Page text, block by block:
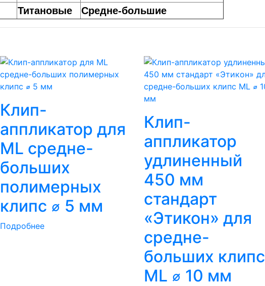
Титановые Средне-большие
Клип-
аппликатор для
ML средне-
больших
полимерных
клипс ⌀ 5 мм
Подробнее
Клип-
аппликатор
удлиненный
450 мм
стандарт
«Этикон» для
средне-
больших клипс
ML ⌀ 10 мм